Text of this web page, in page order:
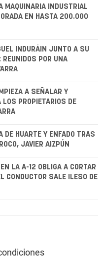
MAQUINARIA INDUSTRIAL
EN HASTA 200.000
INDURÁIN JUNTO A SU
POR UNA
A SEÑALAR Y
LOS PROPIETARIOS DE
DE HUARTE Y ENFADO TRAS
JAVIER AIZPÚN
LA A-12 OBLIGA A CORTAR
CONDUCTOR SALE ILESO DE